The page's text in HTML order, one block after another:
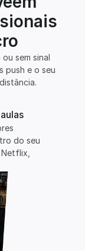
sem sinal
push e o seu
do seu